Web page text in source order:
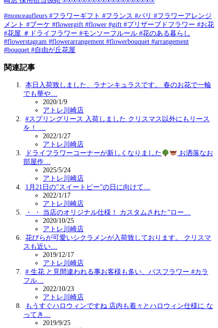
#monceaufleurs #フラワーギフト #フランス #パリ #フラワーアレンジ
メント #ブーケ #flowergift #flower #gift #プリザーブドフラワー #お花
#花屋 ＃ドライフラワー #モンソーフルール #花のある暮らし
#flowerstagram #flowerarrangement #flowerbouquet #arrangement
#bouquet #自由が丘花屋
関連記事
本日入荷致しました、ラナンキュラスです。 春のお花で一輪
でも華や…
2020/1/9
アトレ川崎店
#スプリングリース 入荷しました クリスマス以外にもリース
を！ …
2022/1/27
アトレ川崎店
ドライフラワーコーナーが新しくなりました
お洒落なお
部屋作…
2025/5/24
アトレ川崎店
1月21日の”スイートピー”の日に向けて…
2022/1/17
アトレ川崎店
・ ・ 当店のオリジナル仕様！ カスタムされた”ロー…
2020/10/25
アトレ川崎店
花びらが可愛いシクラメンが入荷致しております。 クリスマ
スも近い…
2019/12/17
アトレ川崎店
# 生花 と見間違われる事お客様も多い、バスフラワー #カラ
フル…
2022/10/23
アトレ川崎店
もうすぐハロウィンですね 店内も着々とハロウィン仕様に な
ってき…
2019/9/25